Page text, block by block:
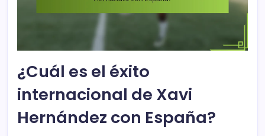
¿Cuál es el éxito
internacional de Xavi
Hernández con España?